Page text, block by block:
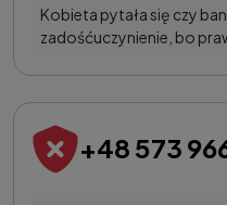
Kobieta pytała się czy
zadośćuczynienie, bo
+48 573